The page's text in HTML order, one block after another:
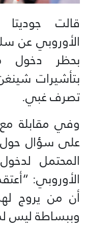
قالت جوديتا
الأوروبي عن
بحظر دخول
بتأشيرات
تصرف غبي.
وفي مقابلة مع
على سؤال حول
المحتمل
الأوروبي:
أن من يروج
وببساطة ليس